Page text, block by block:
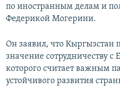
по иностранным делам и
Федерикой Могерини.
Он заявил, что Кыргызстан
значение сотрудничеству
которого считает важным
устойчивого развития